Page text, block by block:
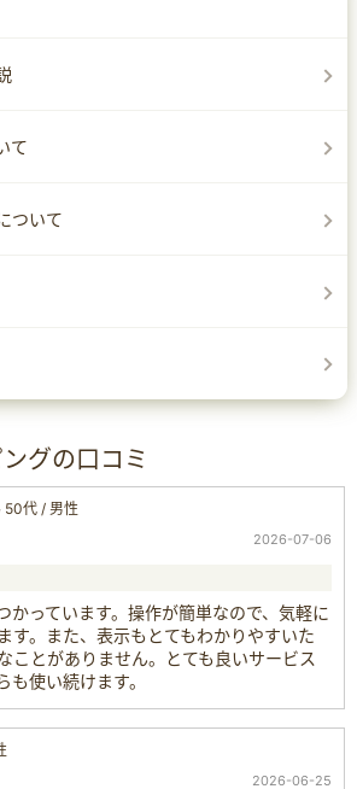
認ください。
て
ついて
グの口コミ
50代 / 男性
2026-07-06
かっています。操作が簡単なので、気軽に
す。また、表示もとてもわかりやすいた
ことがありません。とても良いサービス
も使い続けます。
2026-06-25